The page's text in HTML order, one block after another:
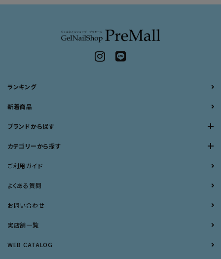
ランキング
新着商品
ブランドから探す
カテゴリーから探す
ご利用ガイド
よくある質問
お問い合わせ
実店舗一覧
WEB CATALOG